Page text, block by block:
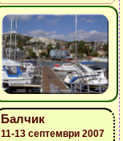
Балчик
11-13 септември 2007